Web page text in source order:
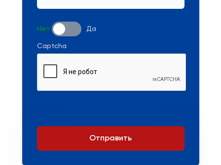
Нет Да
Captcha
Отправить